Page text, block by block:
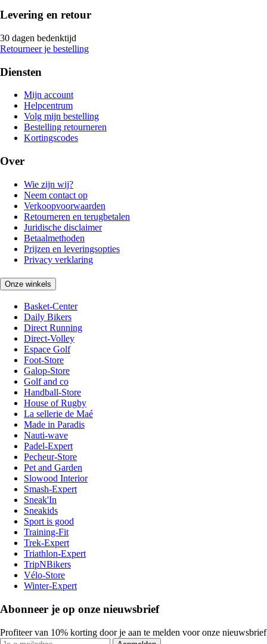
Levering en retour
30 dagen bedenktijd
Retourneer je bestelling
Diensten
Mijn account
Helpcentrum
Volg mijn bestelling
Bestelling retourneren
Kortingscodes
Over
Wie zijn wij?
Neem contact op
Verkoopvoorwaarden
Retourneren en terugbetalen
Juridische disclaimer
Betaalmethoden
Prijzen en leveringsopties
Privacy verklaring
Onze winkels
Basket-Center
Daily Bikers
Direct Running
Direct-Volley
Espace Golf
Foot-Store
Galop-Store
Golf and co
Handball-Store
House of Rugby
La sellerie de Maé
Made in Paradis
Nauti-wave
Padel-Expert
Pecheur-Store
Pet and Garden
Slowood Interior
Smash-Expert
Sneak'In
Sneakids
Sport is good
Training-Fit
Trek-Expert
Triathlon-Expert
TripNBikers
Vélo-Store
Winter-Expert
Abonneer je op onze nieuwsbrief
Profiteer van 10% korting door je aan te melden voor onze nieuwsbrief